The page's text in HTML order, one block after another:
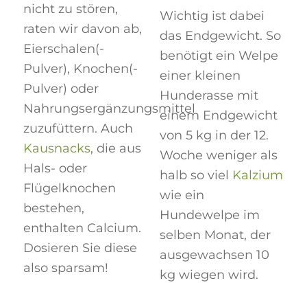
nicht zu stören,
raten wir davon ab,
Eierschalen(-
Pulver), Knochen(-
Pulver) oder
Nahrungsergänzungsmittel
zuzufüttern. Auch
Kausnacks, die aus
Hals- oder
Flügelknochen
bestehen,
enthalten Calcium.
Dosieren Sie diese
also sparsam!
Wichtig ist dabei
das Endgewicht. So
benötigt ein Welpe
einer kleinen
Hunderasse mit
einem Endgewicht
von 5 kg in der 12.
Woche weniger als
halb so viel Kalzium
wie ein
Hundewelpe im
selben Monat, der
ausgewachsen 10
kg wiegen wird.